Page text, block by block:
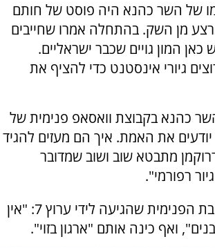
של השר כהנא היה פוסט של חותם
מן השק. בהתחלה אמרו שחייבים
כאן המון גויים שכבר ישראליים.
גיורי אינסטנט כדי להציף את
כהנא בקבוצת וואסאפ פנימית של
את האמת. איך הם מעזים להגיד
מתבטא שוב ושוב שמדובר
רפורמי".
הוא הוסיף בתכתובת הפנימית שהגיעה לידי ערוץ 7: "אין
ואף כינה אותם "ארגון בזוי".